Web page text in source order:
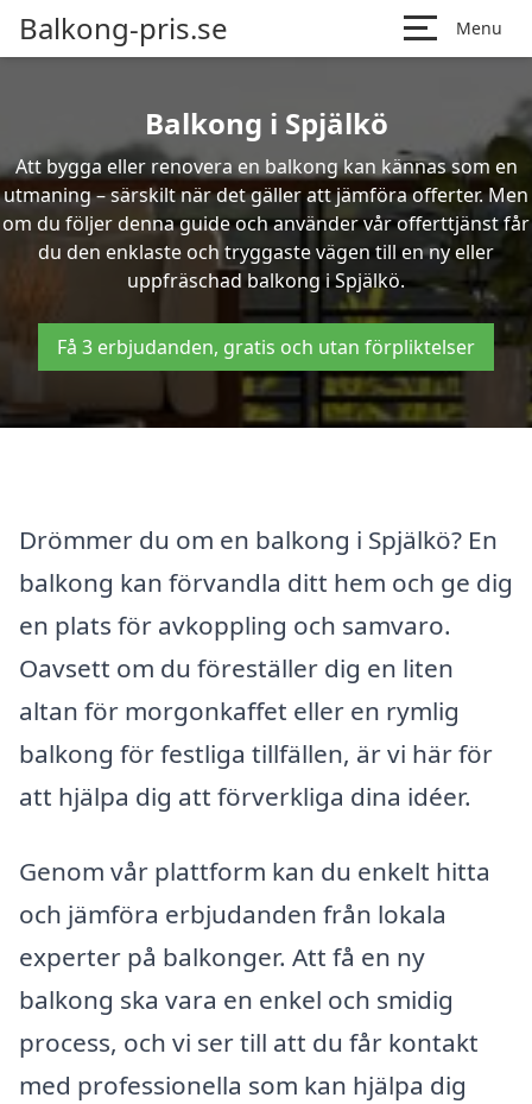
Balkong-pris.se Menu
Balkong i Spjälkö
Att bygga eller renovera en balkong kan kännas som en
utmaning – särskilt när det gäller att jämföra offerter. Men
om du följer denna guide och använder vår offerttjänst får
du den enklaste och tryggaste vägen till en ny eller
uppfräschad balkong i Spjälkö.
Få 3 erbjudanden, gratis och utan förpliktelser
Drömmer du om en balkong i Spjälkö? En
balkong kan förvandla ditt hem och ge dig
en plats för avkoppling och samvaro.
Oavsett om du föreställer dig en liten
altan för morgonkaffet eller en rymlig
balkong för festliga tillfällen, är vi här för
att hjälpa dig att förverkliga dina idéer.
Genom vår plattform kan du enkelt hitta
och jämföra erbjudanden från lokala
experter på balkonger. Att få en ny
balkong ska vara en enkel och smidig
process, och vi ser till att du får kontakt
med professionella som kan hjälpa dig